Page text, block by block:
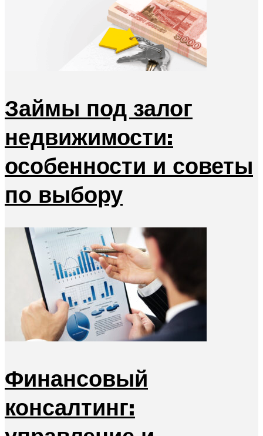
Займы под залог
недвижимости:
особенности и советы
по выбору
Финансовый
консалтинг: